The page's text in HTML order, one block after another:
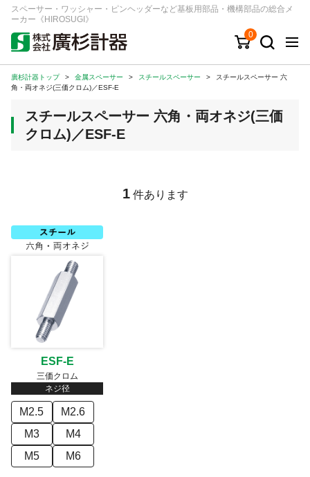
スペーサー・ワッシャー・ピンヘッダーなど基板用部品・機構部品の総合メ
ーカー《HIROSUGI》
0
キーワード 品番/シリーズ
商品カテゴリから探す
ジャンルから探す
注文・見積りについて
ご利用ガイド
お問い合わせ窓口
会社情報
廣杉計器トップ > 金属スペーサー > スチールスペーサー >
スチールスペーサー 六
角・両オネジ(三価クロム)／ESF-E
スチールスペーサー 六角・両オネジ(三価
クロム)／ESF-E
1 件あります
ESF-E
三価クロム
ネジ径
M2.5
M2.6
M3
M4
M5
M6